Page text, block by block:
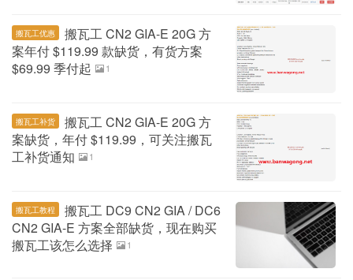
搬瓦工优惠
搬瓦工 CN2 GIA-E 20G 方
案年付 $119.99 款缺货，有货方案
$69.99 季付起
1
搬瓦工补货
搬瓦工 CN2 GIA-E 20G 方
案缺货，年付 $119.99，可关注搬瓦
工补货通知
1
搬瓦工教程
搬瓦工 DC9 CN2 GIA / DC6
CN2 GIA-E 方案全部缺货，现在购买
搬瓦工该怎么选择
1